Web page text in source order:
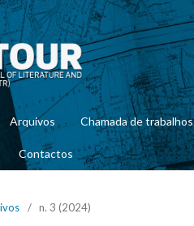
Arquivos Chamada de trabalhos
Contactos
/ n. 3 (2024)